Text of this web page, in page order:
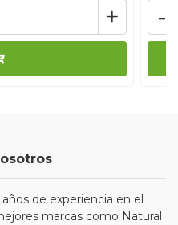
+ -
de experiencia en el
marcas como Natural